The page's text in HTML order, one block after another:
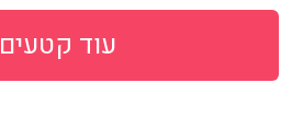
עוד קטעים